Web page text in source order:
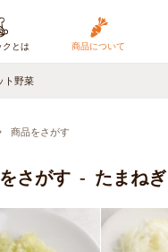
クとは 商品について
ト野菜
商品をさがす
さがす - たまねぎ